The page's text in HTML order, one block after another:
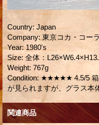
Country: Japan
Company: 東京コカ・コー
Year: 1980's
Size: 全体：
Weight: 767g
Condition: ★★★★★ 4.5/5 箱
が見られますが、グラス本
関連商品